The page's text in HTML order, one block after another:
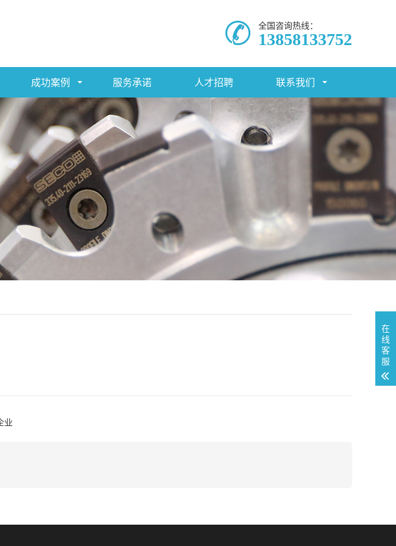
全国咨询热线：
13858133752
成功案例 服务承诺 人才招聘 联系我们
在
线
客
服